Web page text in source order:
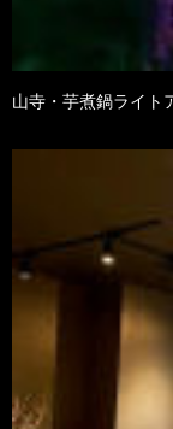
山寺・芋煮鍋ライト